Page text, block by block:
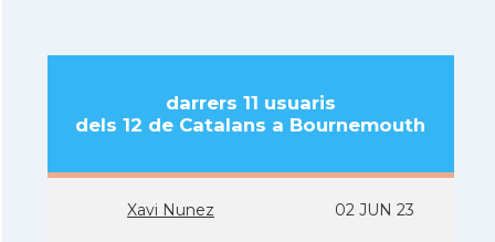
darrers 11 usuaris
dels 12 de Catalans a Bournemouth
Xavi Nunez 02 JUN 23